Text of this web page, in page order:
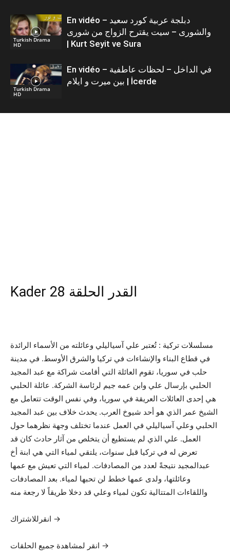
Turkish Drama
HD
En vidéo – دبلجة عربية كورد سعيد
والشورى – سيت يقترح الزواج من شورى
| Kurt Seyit ve Sura
Turkish Drama
HD
En vidéo – في الداخل – لحظات عاطفية
بين ميرت و ايلام | İcerde
Kader 28 القدر الحلقة
مسلسلات تركية : تُعتبر علي آسياليلي وعائلته من الأسماء الرائدة
في قطاع البناء والإنشاءات في تركيا والشرق الأوسط. في مدينة
حلب في سوريا، تقوم العائلة التي أقامت شراكة مع عبد المجيد
الحلبي بإرسال علي وابن عمه جيم لرئاسة الشركة. عائلة الحلبي
هي إحدى العائلات العريقة في سوريا، وفي نفس الوقت تتعامل مع
الشيخ عمر الذي هو أحد شيوخ العرب. يحدث خلاف بين عبد المجيد
الحلبي وعلي آسياليلي في العمل عندما تختلف وجهة نظرهما حول
العمل. علي الذي لم يستطيع أن يتخلص من آثار حادث كان قد
تعرض له في تركيا قبل سنوات، يلتقي لمياء التي هي ابنة أخ
عبدالمجيد نتيجةً لعدد من المصادفات. لمياء التي تعيش مع عمها
وعائلتها، ولدى عمها خطط لن تحبها لمياء. بعد المصادفات
واللقاءات المتتالية تكون لمياء وعلي قد دخلا طريقاً لا رجعة منه
انقرللاشتراك →
انقر لمشاهدة جميع الحلقات →